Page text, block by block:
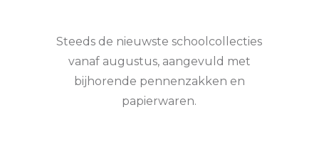
Steeds de nieuwste schoolcollecties
vanaf augustus, aangevuld met
bijhorende pennenzakken en
papierwaren.